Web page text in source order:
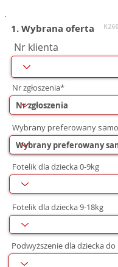
1. Wybrana oferta
Nr klienta
Nr zgłoszenia*
Wybrany preferowany
Fotelik dla dziecka 0-9kg
Fotelik dla dziecka 9-18kg
Podwyższenie dla dziecka do